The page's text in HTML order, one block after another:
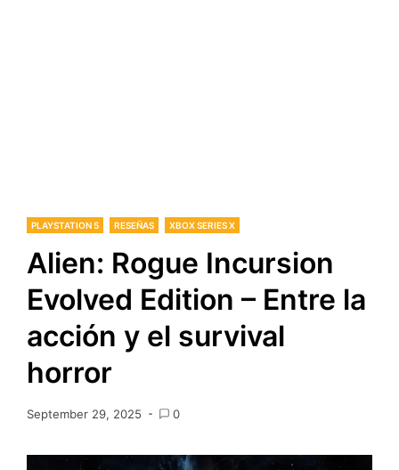
PLAYSTATION 5 RESEÑAS XBOX SERIES X
Alien: Rogue Incursion
Evolved Edition – Entre la
acción y el survival
horror
September 29, 2025 0